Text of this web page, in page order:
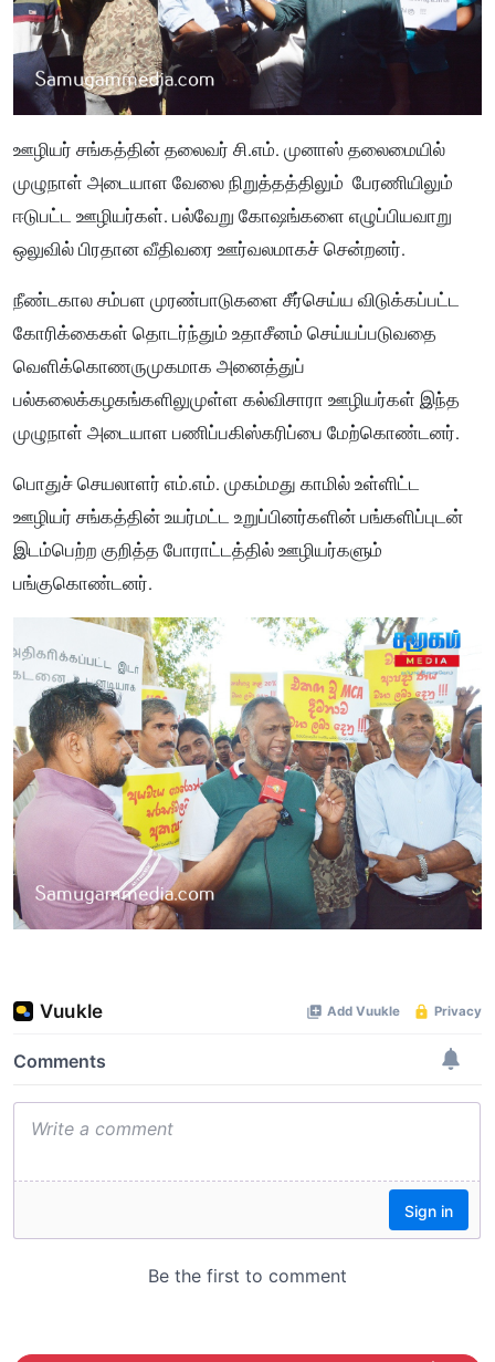
ஊழியர் சங்கத்தின் தலைவர் சி.எம். முனாஸ் தலைமையில்
முழுநாள் அடையாள வேலை நிறுத்தத்திலும் பேரணியிலும்
ஈடுபட்ட ஊழியர்கள். பல்வேறு கோஷங்களை எழுப்பியவாறு
ஒலுவில் பிரதான வீதிவரை ஊர்வலமாகச் சென்றனர்.
நீண்டகால சம்பள முரண்பாடுகளை சீர்செய்ய விடுக்கப்பட்ட
கோரிக்கைகள் தொடர்ந்தும் உதாசீனம் செய்யப்படுவதை
வெளிக்கொணருமுகமாக அனைத்துப்
பல்கலைக்கழகங்களிலுமுள்ள கல்விசாரா ஊழியர்கள் இந்த
முழுநாள் அடையாள பணிப்பகிஸ்கரிப்பை மேற்கொண்டனர்.
பொதுச் செயலாளர் எம்.எம். முகம்மது காமில் உள்ளிட்ட
ஊழியர் சங்கத்தின் உயர்மட்ட உறுப்பினர்களின் பங்களிப்புடன்
இடம்பெற்ற குறித்த போராட்டத்தில் ஊழியர்களும்
பங்குகொண்டனர்.